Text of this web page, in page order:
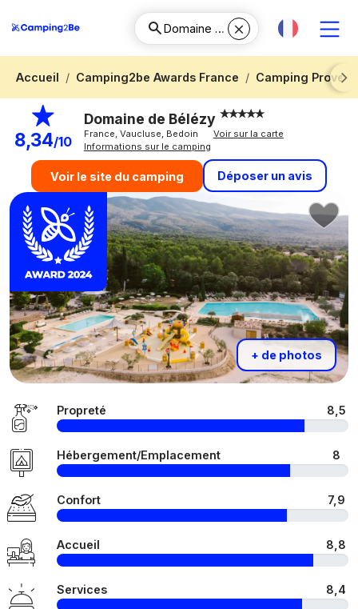
Accueil Camping2be Awards France
Camping
Next
8,34/10
Domaine de Bélézy
France, Vaucluse, Bedoin
Voir sur la carte
Informations sur le camping
Voir le site du camping Déposer un avis
+ de photos
Propreté 8,5
Hébergement/Emplacement 8
Confort 7,9
Accueil 8,8
Services 8,4